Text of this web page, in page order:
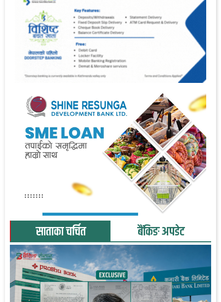
साताका चर्चित बैंकिङ अपडेट